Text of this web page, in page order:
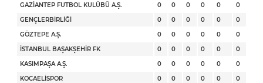
GAZİANTEP FUTBOL KULÜBÜ A.Ş.
0 0 0 0 0
0
GENÇLERBİRLİĞİ
0 0 0 0 0
0
GÖZTEPE A.Ş.
0 0 0 0 0
0
İSTANBUL BAŞAKŞEHİR FK
0 0 0 0 0
0
KASIMPAŞA A.Ş.
0 0 0 0 0
0
KOCAELİSPOR
0 0 0 0 0
0